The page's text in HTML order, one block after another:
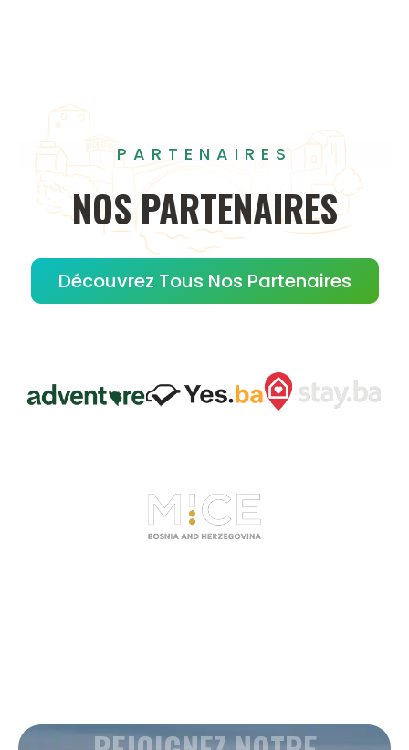
PARTENAIRES
NOS PARTENAIRES
Découvrez Tous Nos Partenaires